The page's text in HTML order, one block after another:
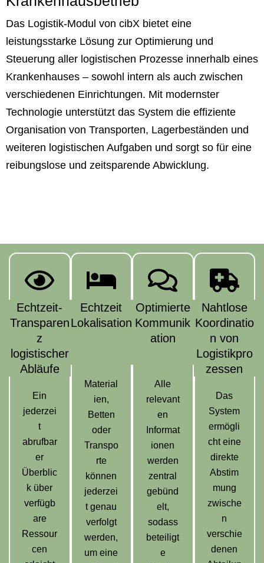
Das Logistik-Modul von cibX bietet eine
leistungsstarke Lösung zur Optimierung und
Steuerung aller logistischen Prozesse innerhalb eines
Krankenhauses – sowohl intern als auch zwischen
verschiedenen Einrichtungen. Mit modernster
Technologie unterstützt das System die effiziente
Organisation von Transporten, Lagerbeständen und
weiteren logistischen Aufgaben und sorgt so für eine
reibungslose und zeitsparende Abwicklung.
Echtzeit-
Transparen
z
logistischer
Abläufe
Ein
jederzei
t
abrufbar
er
Überblic
k über
verfügb
are
Ressour
cen
Echtzeit
Lokalisation
Material
ien,
Betten
oder
Transpo
rte
können
jederzei
t genau
verfolgt
werden,
um eine
Optimierte
Kommunik
ation
Alle
relevant
en
Informat
ionen
werden
zentral
gebünd
elt,
sodass
beteiligt
e
Nahtlose
Koordinatio
n von
Logistikpro
zessen
Das
System
ermögli
cht eine
direkte
Abstim
mung
zwische
n
verschie
denen